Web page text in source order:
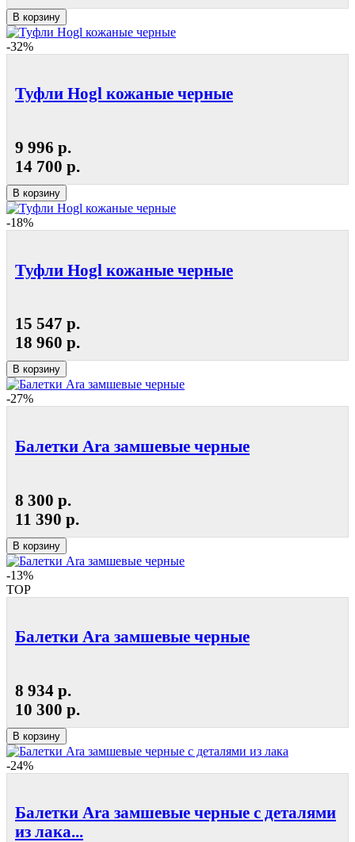
В корзину
-32%
Туфли Hogl кожаные черные
9 996 р.
14 700 р.
В корзину
-18%
Туфли Hogl кожаные черные
15 547 р.
18 960 р.
В корзину
-27%
Балетки Ara замшевые черные
8 300 р.
11 390 р.
В корзину
-13%
TOP
Балетки Ara замшевые черные
8 934 р.
10 300 р.
В корзину
-24%
Балетки Ara замшевые черные с деталями
из лака...